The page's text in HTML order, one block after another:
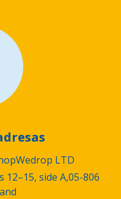
LTD
12–15, side A,05-806